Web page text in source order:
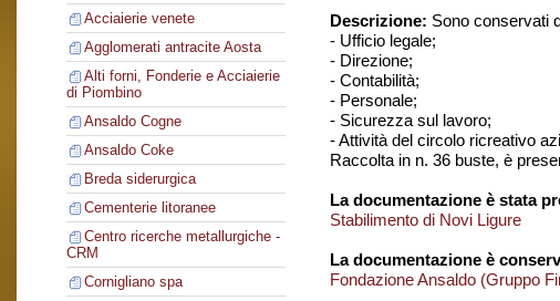
Acciaierie venete
Agglomerati antracite Aosta
Alti forni, Fonderie e Acciaierie
di Piombino
Ansaldo Cogne
Ansaldo Coke
Breda siderurgica
Cementerie litoranee
Centro ricerche metallurgiche -
CRM
Cornigliano spa
Descrizione: Sono conservati
- Ufficio legale;
- Direzione;
- Contabilità;
- Personale;
- Sicurezza sul lavoro;
- Attività del circolo ricreativo
Raccolta in n. 36 buste, è
La documentazione è stata
Stabilimento di Novi Ligure
La documentazione è
Fondazione Ansaldo (Gruppo